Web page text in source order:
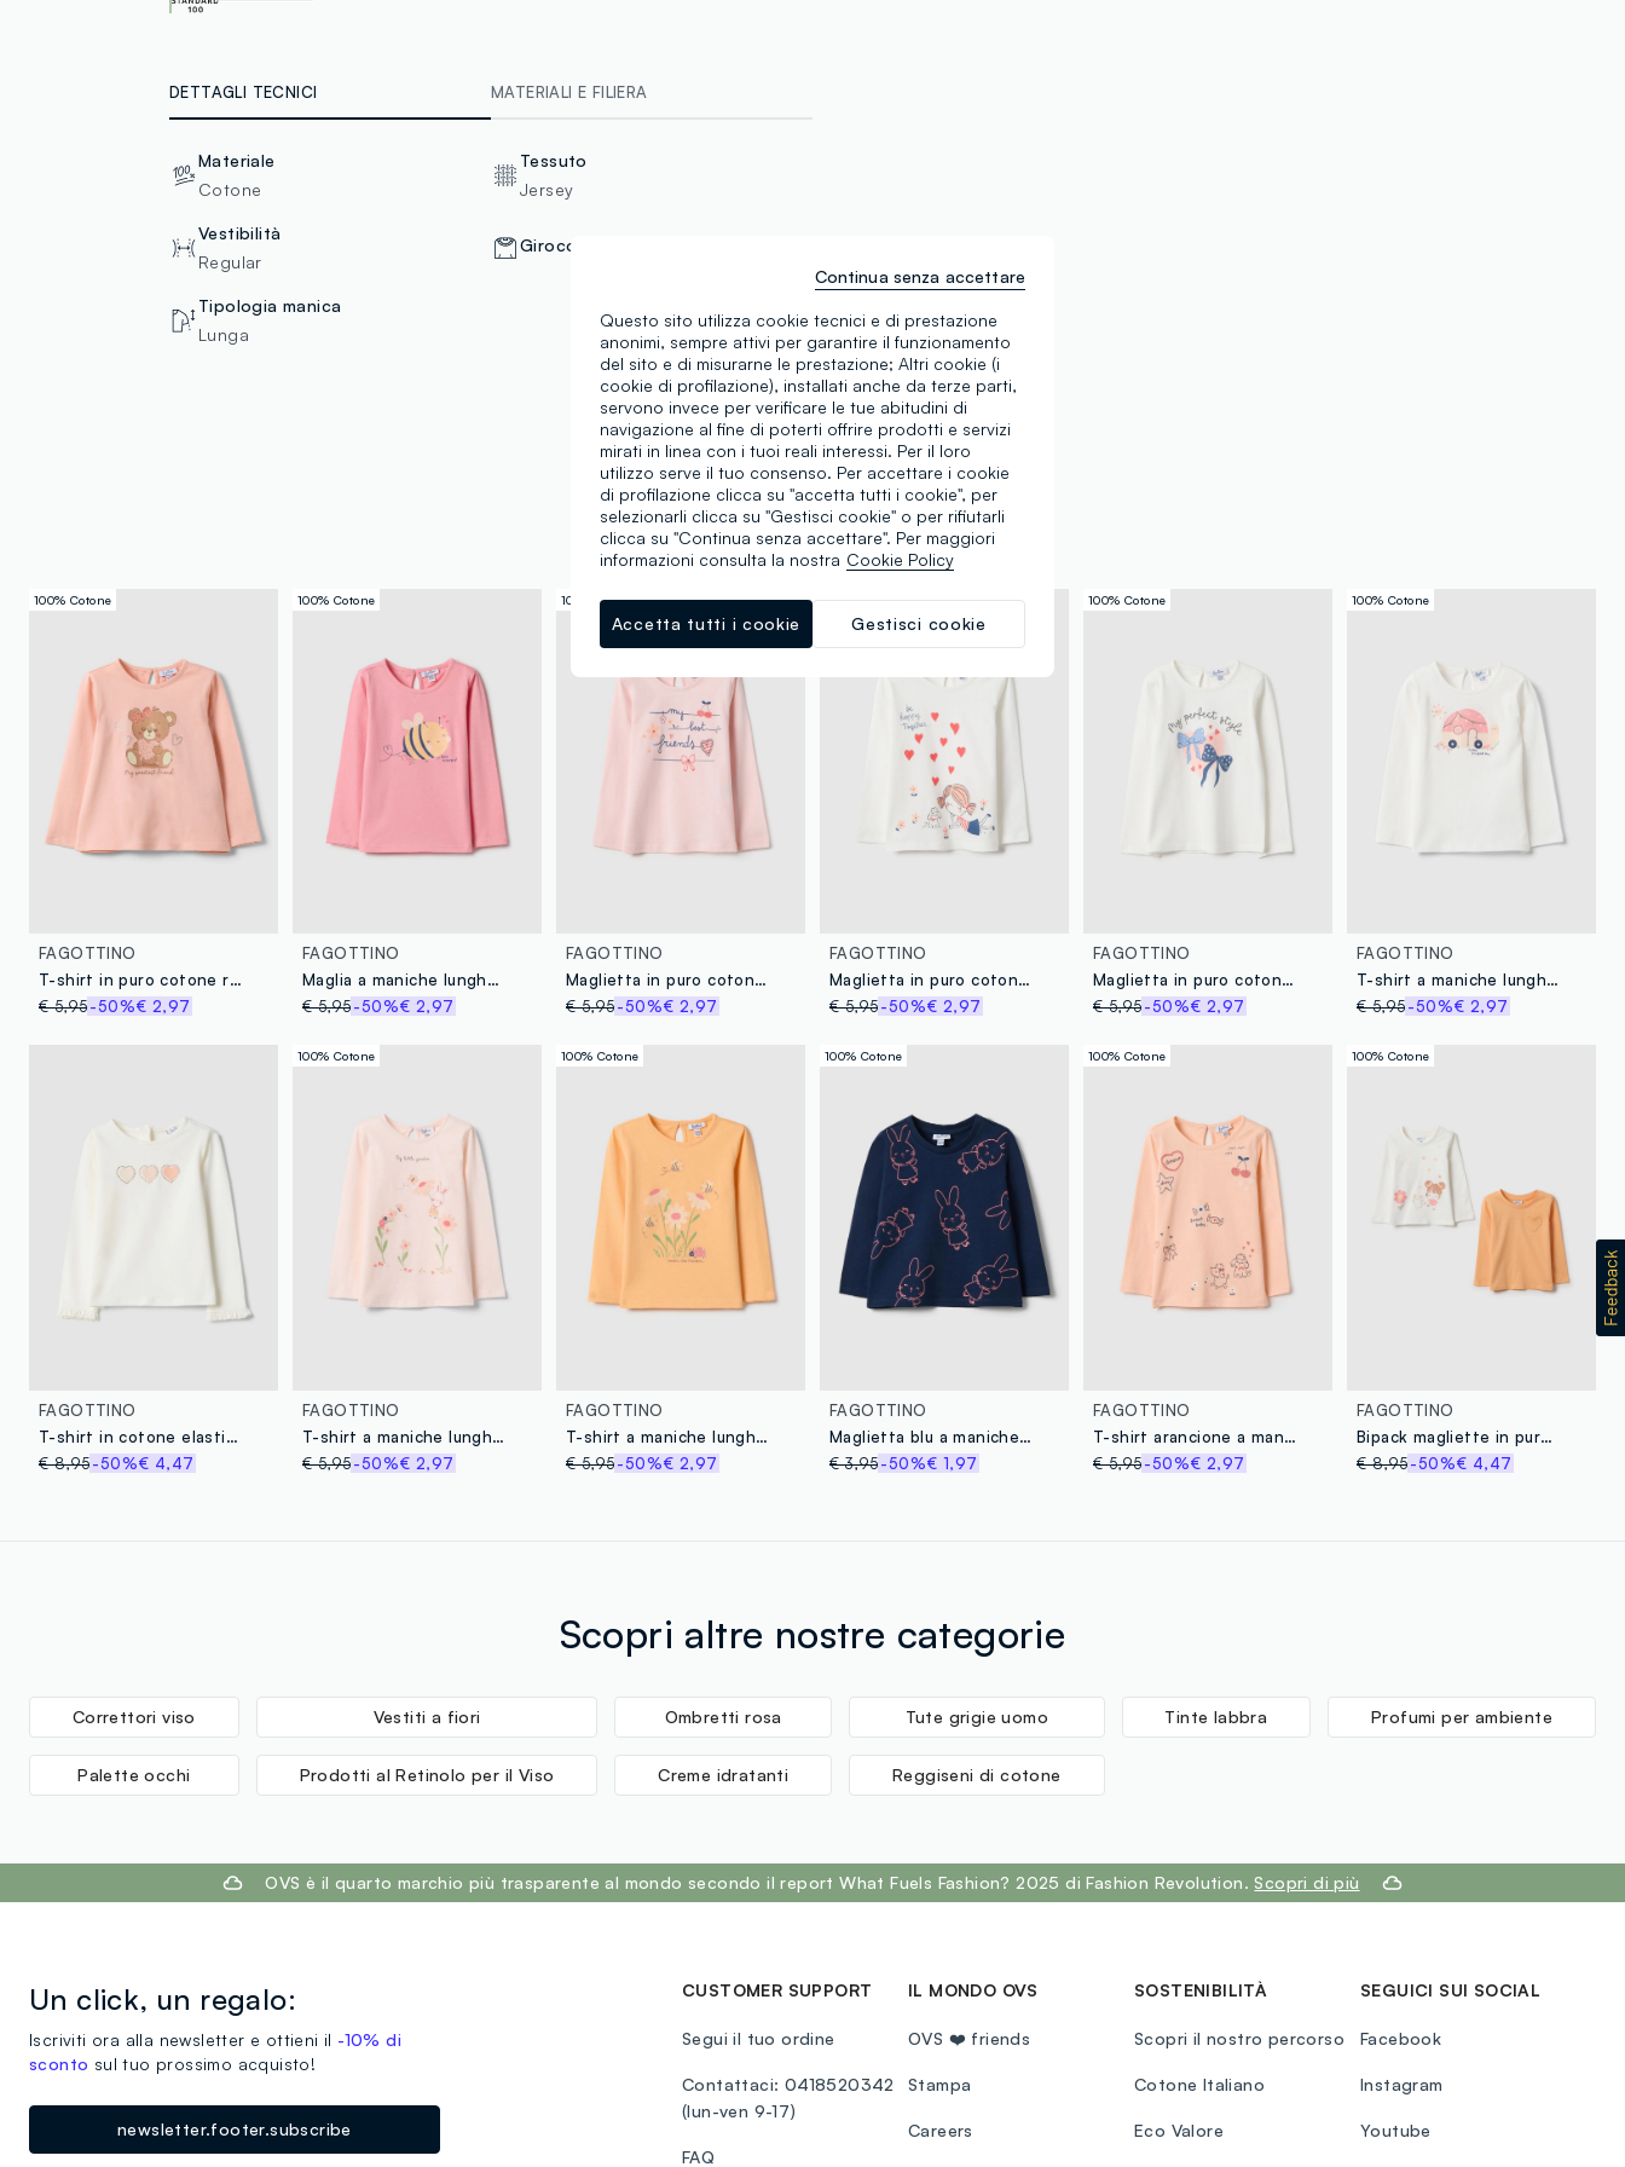
DETTAGLI TECNICI MATERIALI E FILIERA
Materiale
Cotone
Tessuto
Jersey
Vestibilità
Regular
Girocollo
Tipologia manica
Lunga
Sta andando a ruba
100% Cotone
FAGOTTINO
T-shirt in puro cotone rosa da bimba regular fit con orsetto
€ 5,95-50%€ 2,97
100% Cotone
FAGOTTINO
Maglia a maniche lunghe in puro cotone rosa da bimba regular fit con ape
€ 5,95-50%€ 2,97
100% Cotone
FAGOTTINO
Maglietta in puro cotone rosa regular fit per bimbe
€ 5,95-50%€ 2,97
100% Cotone
FAGOTTINO
Maglietta in puro cotone bianca regular fit per bimbe
€ 5,95-50%€ 2,97
100% Cotone
FAGOTTINO
Maglietta in puro cotone bianca regular fit per bimbe
€ 5,95-50%€ 2,97
100% Cotone
FAGOTTINO
T-shirt a maniche lunghe in puro cotone bianca da bimba con stampe
€ 5,95-50%€ 2,97
FAGOTTINO
T-shirt in cotone elasticizzato bianco da bimba regular fit con cuori
€ 8,95-50%€ 4,47
100% Cotone
FAGOTTINO
T-shirt a maniche lunghe in puro cotone rosa da bimba con stampe
€ 5,95-50%€ 2,97
100% Cotone
FAGOTTINO
T-shirt a maniche lunghe in puro cotone arancione da bimba con stampe
€ 5,95-50%€ 2,97
100% Cotone
FAGOTTINO
Maglietta blu a maniche lunghe in puro cotone con disegni regular fit
€ 3,95-50%€ 1,97
100% Cotone
FAGOTTINO
T-shirt arancione a maniche lunghe da bimba in puro cotone regular fit
€ 5,95-50%€ 2,97
100% Cotone
FAGOTTINO
Bipack magliette in puro cotone multicolor da bimba regular fit
€ 8,95-50%€ 4,47
Scopri altre nostre categorie
Correttori viso Vestiti a fiori Ombretti rosa Tute grigie uomo Tinte labbra Profumi per ambiente
Palette occhi Prodotti al Retinolo per il Viso Creme idratanti Reggiseni di cotone
OVS è il quarto marchio più trasparente al mondo secondo il report What Fuels Fashion? 2025 di Fashion Revolution. Scopri di più
Un click, un regalo:
Iscriviti ora alla newsletter e ottieni il -10% di
sconto sul tuo prossimo acquisto!
newsletter.footer.subscribe
CUSTOMER SUPPORT
Segui il tuo ordine
Contattaci: 0418520342
(lun-ven 9-17)
FAQ
IL MONDO OVS
OVS ❤️ friends
Stampa
Careers
SOSTENIBILITÀ
Scopri il nostro percorso
Cotone Italiano
Eco Valore
SEGUICI SUI SOCIAL
Facebook
Instagram
Youtube
Questo sito utilizza cookie tecnici e di prestazione
anonimi, sempre attivi per garantire il funzionamento
del sito e di misurarne le prestazione; Altri cookie (i
cookie di profilazione), installati anche da terze parti,
servono invece per verificare le tue abitudini di
navigazione al fine di poterti offrire prodotti e servizi
mirati in linea con i tuoi reali interessi. Per il loro
utilizzo serve il tuo consenso. Per accettare i cookie
di profilazione clicca su "accetta tutti i cookie", per
selezionarli clicca su "Gestisci cookie" o per rifiutarli
clicca su "Continua senza accettare". Per maggiori
informazioni consulta la nostra Cookie Policy
Gestisci cookie
Accetta tutti i cookie
Continua senza accettare